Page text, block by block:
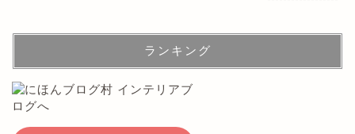
ランキング